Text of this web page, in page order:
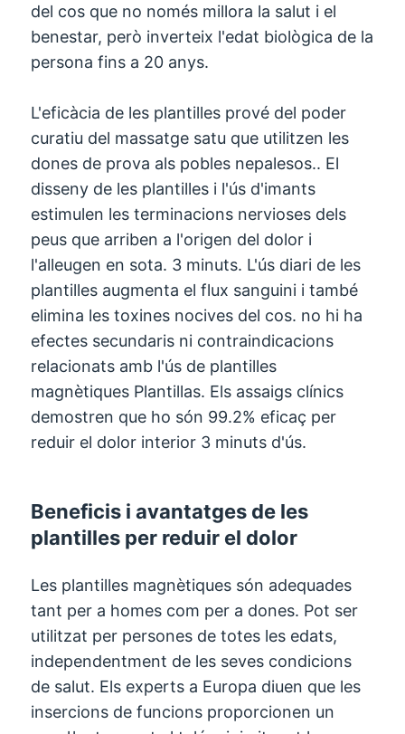
del cos que no només millora la salut i el
benestar, però inverteix l'edat biològica de la
persona fins a 20 anys.
L'eficàcia de les plantilles prové del poder
curatiu del massatge satu que utilitzen les
dones de prova als pobles nepalesos.. El
disseny de les plantilles i l'ús d'imants
estimulen les terminacions nervioses dels
peus que arriben a l'origen del dolor i
l'alleugen en sota. 3 minuts. L'ús diari de les
plantilles augmenta el flux sanguini i també
elimina les toxines nocives del cos. no hi ha
efectes secundaris ni contraindicacions
relacionats amb l'ús de plantilles
magnètiques Plantillas. Els assaigs clínics
demostren que ho són 99.2% eficaç per
reduir el dolor interior 3 minuts d'ús.
Beneficis i avantatges de les
plantilles per reduir el dolor
Les plantilles magnètiques són adequades
tant per a homes com per a dones. Pot ser
utilitzat per persones de totes les edats,
independentment de les seves condicions
de salut. Els experts a Europa diuen que les
insercions de funcions proporcionen un